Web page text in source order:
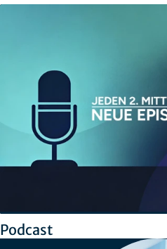
Podcast